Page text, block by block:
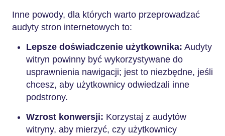
Inne powody, dla których warto przeprowadzać
audyty stron internetowych to:
Lepsze doświadczenie użytkownika: Audyty
witryn powinny być wykorzystywane do
usprawnienia nawigacji; jest to niezbędne, jeśli
chcesz, aby użytkownicy odwiedzali inne
podstrony.
Wzrost konwersji: Korzystaj z audytów
witryny, aby mierzyć, czy użytkownicy